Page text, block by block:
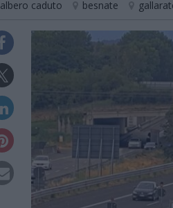
albero caduto besnate